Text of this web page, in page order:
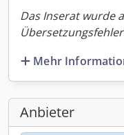
Das Inserat wurde
Mehr
Anbieter